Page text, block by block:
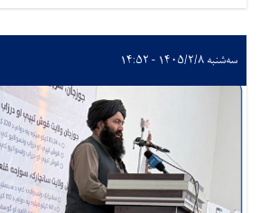
سه‌شنبه ۱۴۰۵/۲/۸ - ۱۴:۵۲